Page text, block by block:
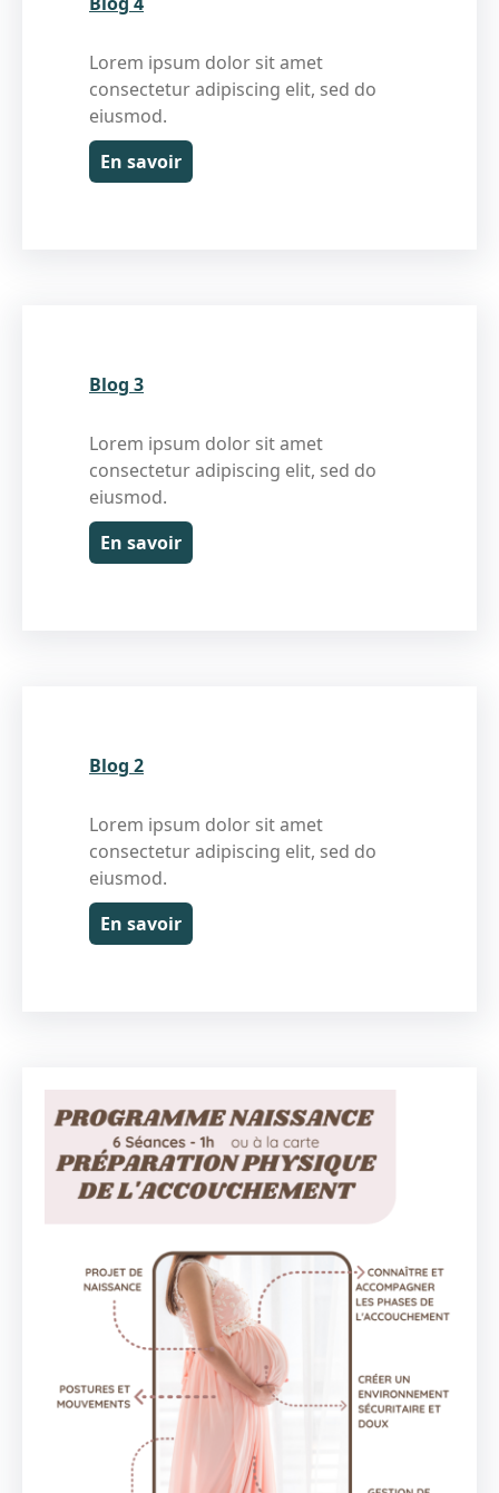
Lorem ipsum dolor sit amet
consectetur adipiscing elit, sed do
eiusmod.
En savoir
Blog 3
Lorem ipsum dolor sit amet
consectetur adipiscing elit, sed do
eiusmod.
En savoir
Blog 2
Lorem ipsum dolor sit amet
consectetur adipiscing elit, sed do
eiusmod.
En savoir